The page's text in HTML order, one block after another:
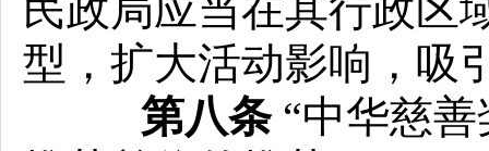
民政局应当在其行政区
型，扩大活动影响，吸
第八条“中华慈善